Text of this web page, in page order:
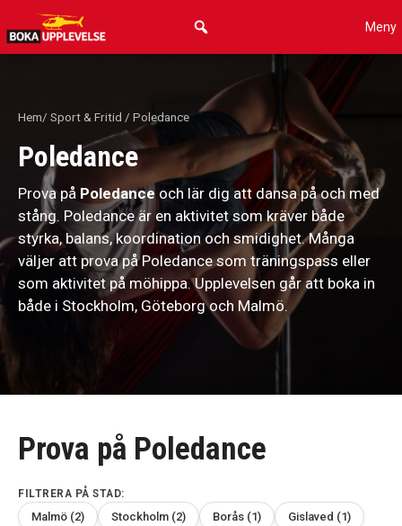
Hoppa
till
innehåll
Meny
Hem/ Sport & Fritid / Poledance
Poledance
Prova på Poledance och lär dig att dansa på och med
stång. Poledance är en aktivitet som kräver både
styrka, balans, koordination och smidighet. Många
väljer att prova på Poledance som träningspass eller
som aktivitet på möhippa. Upplevelsen går att boka in
både i Stockholm, Göteborg och Malmö.
Prova på Poledance
FILTRERA PÅ STAD:
Malmö (2) Stockholm (2) Borås (1) Gislaved (1)